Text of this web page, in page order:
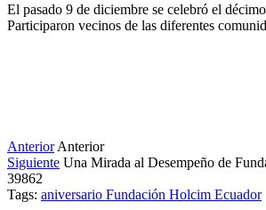
El pasado 9 de diciembre se celebró el
Participaron vecinos de las diferentes
Anterior Anterior
Siguiente Una Mirada al Desempeño de
39862
Tags: aniversario Fundación Holcim Ecuador